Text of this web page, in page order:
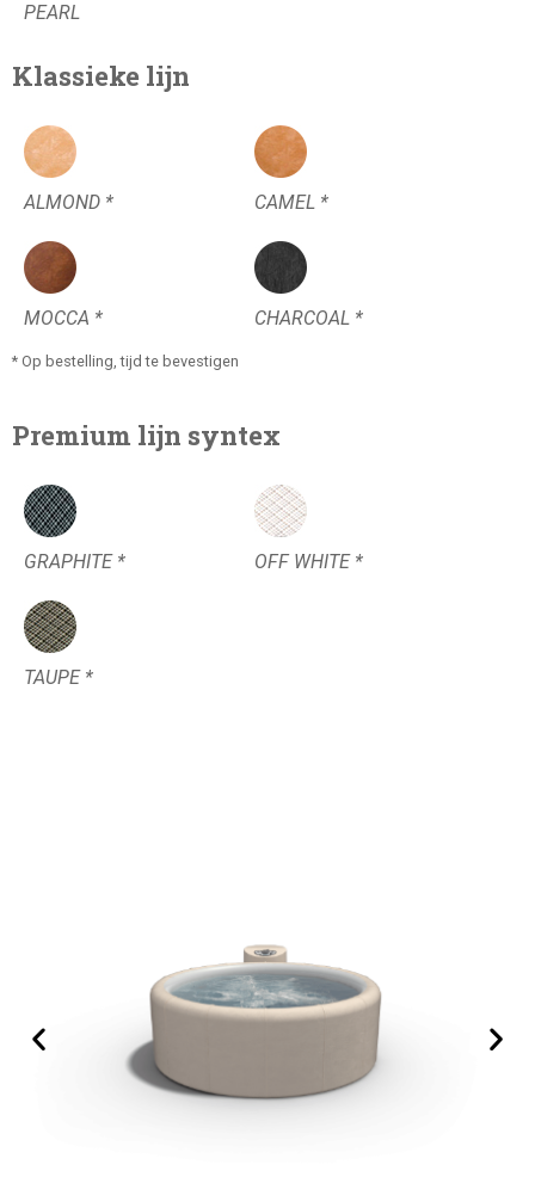
PEARL
Klassieke lijn
ALMOND * CAMEL *
MOCCA * CHARCOAL *
* Op bestelling, tijd te bevestigen
Premium lijn syntex
GRAPHITE * OFF WHITE *
TAUPE *